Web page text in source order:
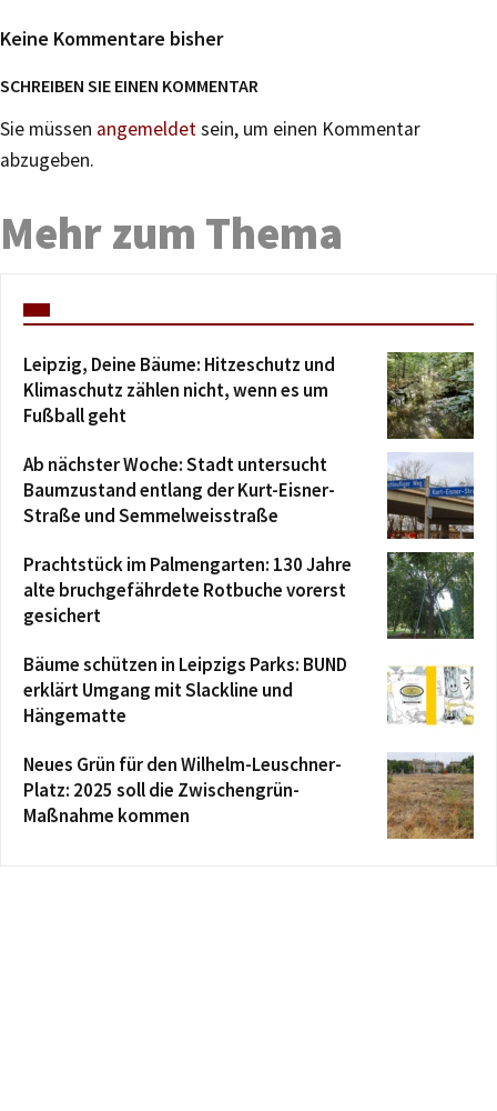
Keine Kommentare bisher
SCHREIBEN SIE EINEN KOMMENTAR
Sie müssen angemeldetsein, um einen Kommentar
abzugeben.
Mehr zum Thema
Leipzig, Deine Bäume: Hitzeschutz und
Klimaschutz zählen nicht, wenn es um
Fußball geht
Ab nächster Woche: Stadt untersucht
Baumzustand entlang der Kurt-Eisner-
Straße und Semmelweisstraße
Prachtstück im Palmengarten: 130 Jahre
alte bruchgefährdete Rotbuche vorerst
gesichert
Bäume schützen in Leipzigs Parks: BUND
erklärt Umgang mit Slackline und
Hängematte
Neues Grün für den Wilhelm-Leuschner-
Platz: 2025 soll die Zwischengrün-
Maßnahme kommen